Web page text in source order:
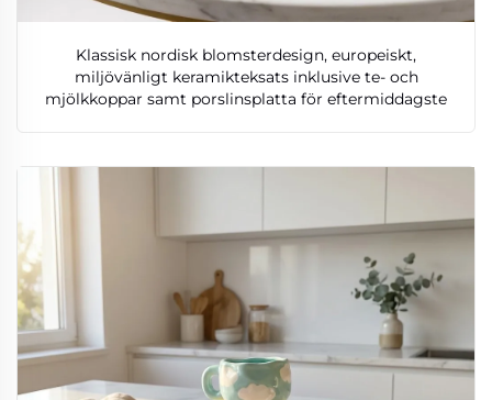
Klassisk nordisk blomsterdesign, europeiskt,
miljövänligt keramikteksats inklusive te- och
mjölkkoppar samt porslinsplatta för eftermiddagste